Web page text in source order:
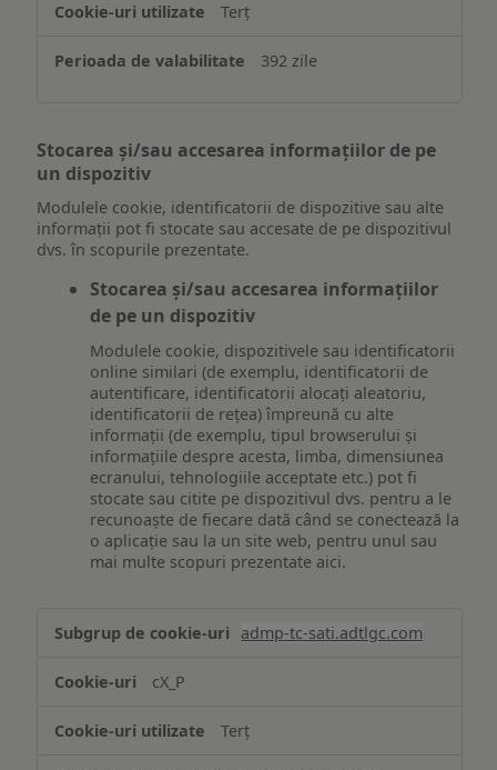
Terț
392 zile
Stocarea și/sau accesarea informațiilor de pe
un dispozitiv
Modulele cookie, identificatorii de dispozitive sau alte
informații pot fi stocate sau accesate de pe dispozitivul
dvs. în scopurile prezentate.
Stocarea și/sau accesarea informațiilor
de pe un dispozitiv
Modulele cookie, dispozitivele sau identificatorii
online similari (de exemplu, identificatorii de
autentificare, identificatorii alocați aleatoriu,
identificatorii de rețea) împreună cu alte
informații (de exemplu, tipul browserului și
informațiile despre acesta, limba, dimensiunea
ecranului, tehnologiile acceptate etc.) pot fi
stocate sau citite pe dispozitivul dvs. pentru a le
recunoaște de fiecare dată când se conectează la
o aplicație sau la un site web, pentru unul sau
mai multe scopuri prezentate aici.
și/sau
informațiilor
pe
admp-tc-sati.adtlgc.com
cX_P
Terț